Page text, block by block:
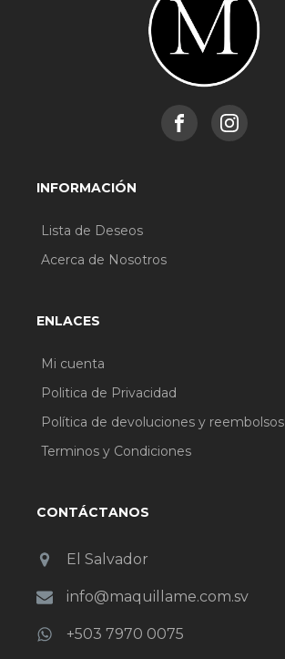
INFORMACIÓN
Lista de Deseos
Acerca de Nosotros
ENLACES
Mi cuenta
Politica de Privacidad
Política de devoluciones y reembolsos
Terminos y Condiciones
CONTÁCTANOS
El Salvador
info@maquillame.com.sv
+503 7970 0075